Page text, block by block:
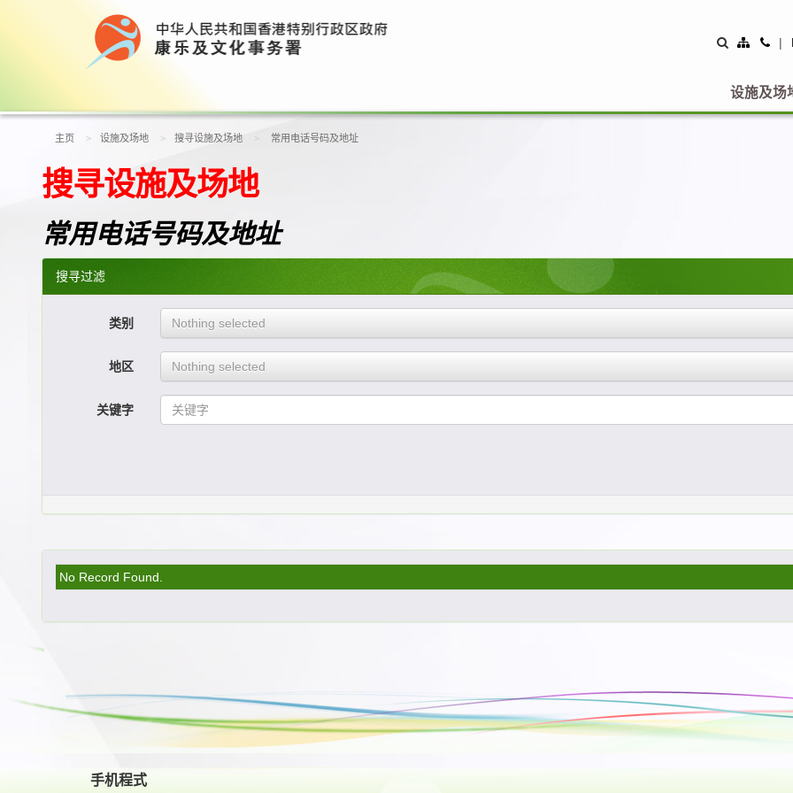
Site
|
设施及场
主页 设施及场地 搜寻设施及场地 常用电话号码及地址
搜寻设施及场地
常用电话号码及地址
搜寻过滤
类别 Nothing selected
地区 Nothing selected
关键字
No Record Found.
手机程式